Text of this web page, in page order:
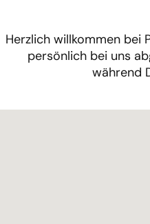
Herzlich willkommen bei
persönlich bei uns
während